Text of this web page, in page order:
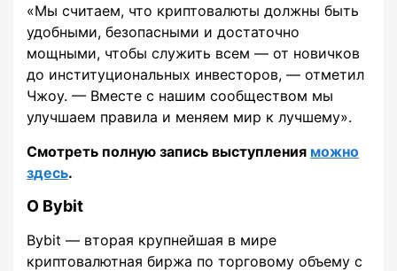
«Мы считаем, что криптовалюты должны быть
удобными, безопасными и достаточно
мощными, чтобы служить всем — от новичков
до институциональных инвесторов, — отметил
Чжоу. — Вместе с нашим сообществом мы
улучшаем правила и меняем мир к лучшему».
Смотреть полную запись выступления можно
здесь.
О Bybit
Bybit — вторая крупнейшая в мире
криптовалютная биржа по торговому объему с